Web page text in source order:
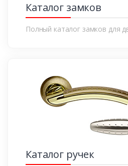
Каталог замков
Полный каталог замков для
Каталог ручек